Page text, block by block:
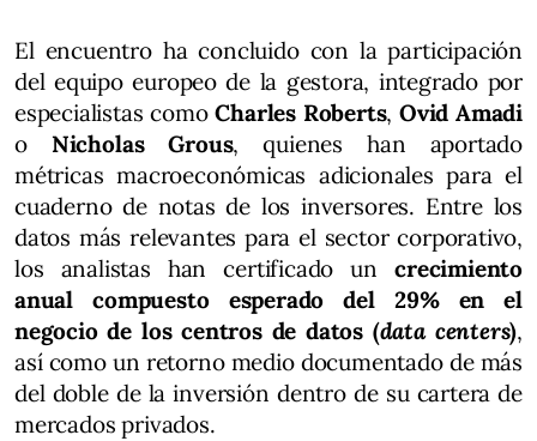
El encuentro ha concluido con la participación
del equipo europeo de la gestora, integrado por
especialistas comoCharles Roberts, Ovid Amadi
o Nicholas Grous, quienes han aportado
métricas macroeconómicas adicionales para el
cuaderno de notas de los inversores. Entre los
datos más relevantes para el sector corporativo,
los analistas han certificado uncrecimiento
anual compuesto esperado del 29% en el
negocio de los centros de datos (data centers),
así como un retorno medio documentado de más
del doble de la inversión dentro de su cartera de
mercados privados.